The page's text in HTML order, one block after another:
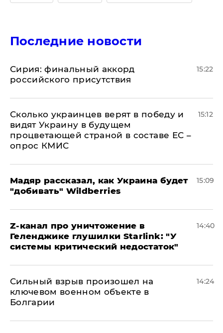
Последние новости
​Сирия: финальный аккорд
российского присутствия
15:22
Сколько украинцев верят в победу и
видят Украину в будущем
процветающей страной в составе ЕС –
опрос КМИС
15:12
Мадяр рассказал, как Украина будет
"добивать" Wildberries
15:09
Z-канал про уничтожение в
Геленджике глушилки Starlink: "У
системы критический недостаток"
14:40
Сильный взрыв произошел на
ключевом военном объекте в
Болгарии
14:24